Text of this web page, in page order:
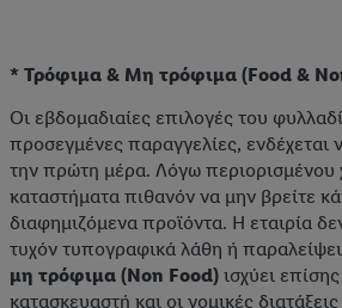
* Τρόφιμα & Μη τρόφιμα (Food &
Οι εβδομαδιαίες επιλογές του
προσεγμένες παραγγελίες, ενδέχεται
την πρώτη μέρα. Λόγω περιορισμένου
καταστήματα πιθανόν να μην βρείτε
διαφημιζόμενα προϊόντα. Η εταιρία
τυχόν τυπογραφικά λάθη ή
μη τρόφιμα (Non Food) ισχύει
κατασκευαστή και οι νομικές